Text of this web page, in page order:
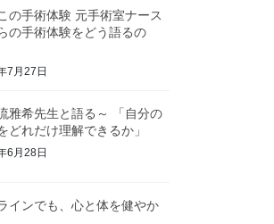
の手術体験 元手術室ナース
の手術体験をどう語るの
7月27日
雅希先生と語る～ 「自分の
どれだけ理解できるか」
6月28日
インでも、心と体を健やか